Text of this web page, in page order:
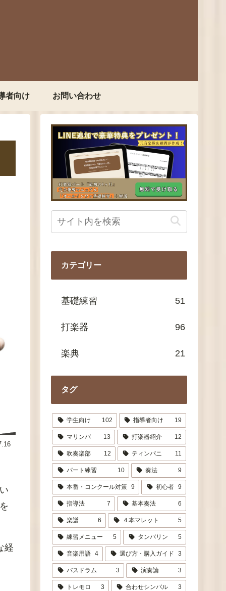
者向け お問い合わせ
経
カテゴリー
基礎練習 51
打楽器 96
楽典 21
タグ
学生向け 102 指導者向け 19
マリンバ 13 打楽器紹介 12
吹奏楽部 12 ティンパニ 11
パート練習 10 奏法 9
本番・コンクール対策 9 初心者 9
指導法 7 基本奏法 6
楽譜 6 ４本マレット 5
練習メニュー 5 タンバリン 5
音楽用語 4 選び方・購入ガイド 3
バスドラム 3 演奏論 3
トレモロ 3 合わせシンバル 3